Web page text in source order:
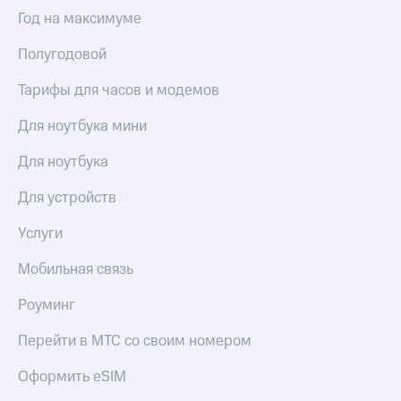
Год на максимуме
Полугодовой
Тарифы для часов и модемов
Для ноутбука мини
Для ноутбука
Для устройств
Услуги
Мобильная связь
Роуминг
Перейти в МТС со своим номером
Оформить eSIM